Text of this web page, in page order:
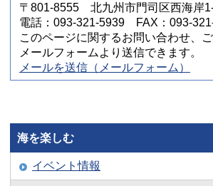
〒801-8555 北九州市門司区西海岸
電話：093-321-5939 FAX：093-
このページに関するお問い合わせ、
メールフォームより送信できます。
メールを送信（メールフォーム）
海を楽しむ
イベント情報